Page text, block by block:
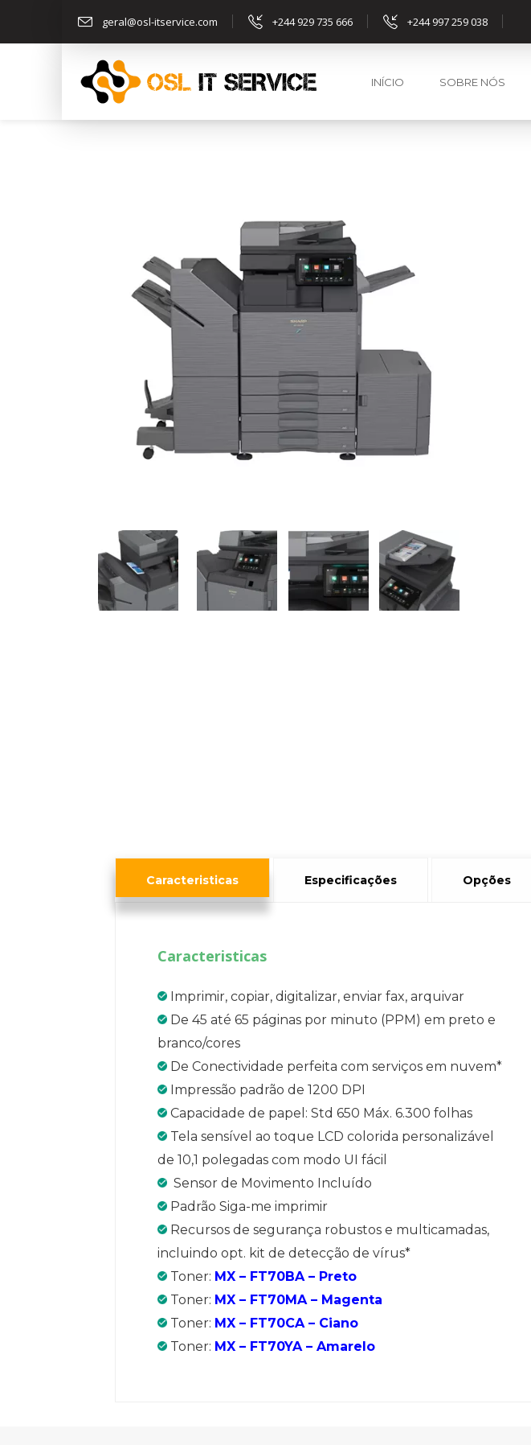
geral@osl-itservice.com +244 929 735 666 +244 997 259 038
INÍCIO SOBRE NÓS
Caracteristicas Especificações Opções
Caracteristicas
Imprimir, copiar, digitalizar, enviar fax, arquivar
De 45 até 65 páginas por minuto (PPM) em preto e
branco/cores
De Conectividade perfeita com serviços em nuvem*
Impressão padrão de 1200 DPI
Capacidade de papel: Std 650 Máx. 6.300 folhas
Tela sensível ao toque LCD colorida personalizável
de 10,1 polegadas com modo UI fácil
Sensor de Movimento Incluído
Padrão Siga-me imprimir
Recursos de segurança robustos e multicamadas,
incluindo opt. kit de detecção de vírus*
Toner: MX – FT70BA – Preto
Toner: MX – FT70MA – Magenta
Toner: MX – FT70CA – Ciano
Toner: MX – FT70YA – Amarelo